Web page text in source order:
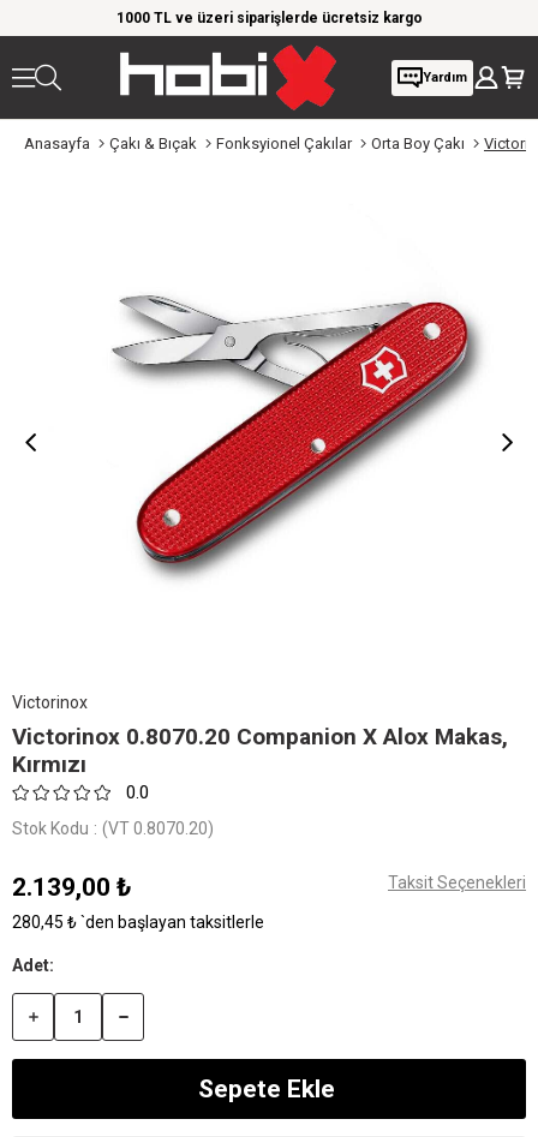
1000 TL ve üzeri siparişlerde ücretsiz kargo
Yardım
Anasayfa Çakı & Bıçak Fonksyionel Çakılar Orta Boy Çakı
Victorinox
Victorinox 0.8070.20 Companion X Alox Makas,
Kırmızı
0.0
Stok Kodu (VT 0.8070.20)
2.139,00 ₺ Taksit Seçenekleri
280,45 ₺`den başlayan taksitlerle